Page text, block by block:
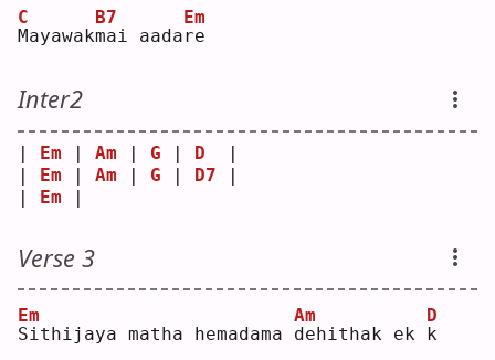
M
C
ayawakm
B7
ai aadar
Em
e
Inter2
Em Am G D
Em Am G D7
Em
Verse 3
S
Em
ithijaya matha hemadama d
Am
ehithak ek k
D